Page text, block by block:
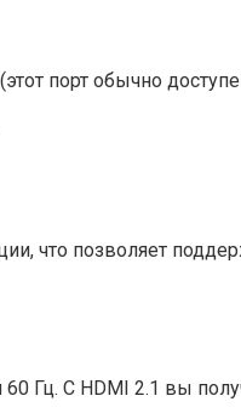
порт обычно
что позволяет
Гц. С HDMI 2.1 вы